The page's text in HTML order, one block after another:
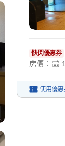
快閃優惠券
房價： 1
使用優